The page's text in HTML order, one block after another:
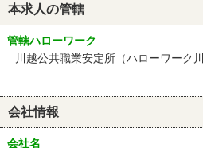
本求人の管轄
管轄ハローワーク
川越公共職業安定所（ハローワーク川
会社情報
会社名